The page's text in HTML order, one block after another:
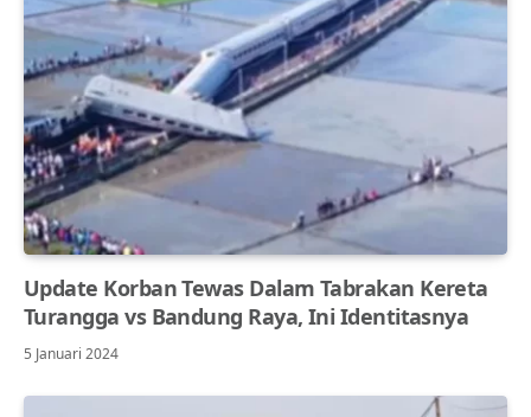
Update Korban Tewas Dalam Tabrakan Kereta
Turangga vs Bandung Raya, Ini Identitasnya
5 Januari 2024